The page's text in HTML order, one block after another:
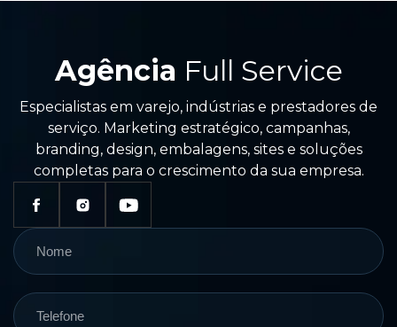
Agência Full Service
Especialistas em varejo, indústrias e prestadores de
serviço. Marketing estratégico, campanhas,
branding, design, embalagens, sites e soluções
completas para o crescimento da sua empresa.